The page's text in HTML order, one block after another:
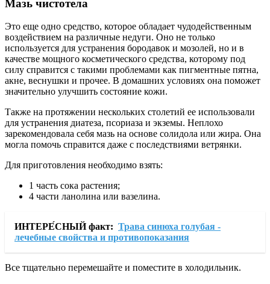
Мазь чистотела
Это еще одно средство, которое обладает чудодейственным
воздействием на различные недуги. Оно не только
используется для устранения бородавок и мозолей, но и в
качестве мощного косметического средства, которому под
силу справится с такими проблемами как пигментные пятна,
акне, веснушки и прочее. В домашних условиях она поможет
значительно улучшить состояние кожи.
Также на протяжении нескольких столетий ее использовали
для устранения диатеза, псориаза и экземы. Неплохо
зарекомендовала себя мазь на основе солидола или жира. Она
могла помочь справится даже с последствиями ветрянки.
Для приготовления необходимо взять:
1 часть сока растения;
4 части ланолина или вазелина.
ИНТЕРЕ́СНЫЙ факт: Трава синюха голубая -
лечебные свойства и противопоказания
Все тщательно перемешайте и поместите в холодильник.